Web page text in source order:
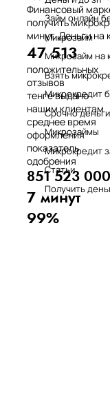
Займ онлайн
Микрозайм
Микрозайм на
Взять
Микрокредит
Срочно
Микрозаймы
Микрокредит
Статьи
Получить
Финансовый
получить
минут. Деньги на
47 513
положительных
отзывов
тенге выдано
нашим клиентам
среднее время
оформления
показатель
одобрения
851 523 000
7 минут
99%